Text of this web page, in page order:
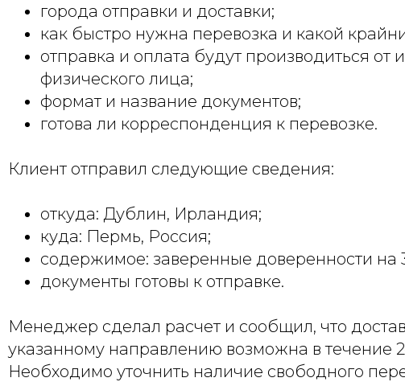
города отправки и доставки;
как быстро нужна перевозка и какой
отправка и оплата будут производиться
физического лица;
формат и название документов;
готова ли корреспонденция к перевозке.
Клиент отправил следующие сведения:
откуда: Дублин, Ирландия;
куда: Пермь, Россия;
содержимое: заверенные доверенности на
документы готовы к отправке.
Менеджер сделал расчет и сообщил, что
указанному направлению возможна в течение
Необходимо уточнить наличие свободного